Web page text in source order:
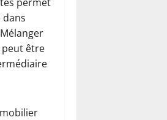
dans
être